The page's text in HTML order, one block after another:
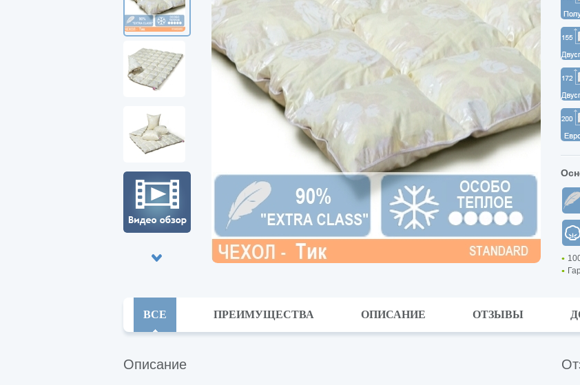
ВСЕ ПРЕИМУЩЕСТВА ОПИСАНИЕ ОТЗЫВЫ
Описание